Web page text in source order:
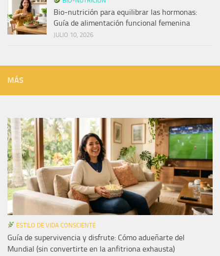
Bio-nutrición para equilibrar las hormonas:
Guía de alimentación funcional femenina
JULIO 10, 2026
MÁS
ESTILO DE VIDA CONSCIENTE
Guía de supervivencia y disfrute: Cómo adueñarte del
Mundial (sin convertirte en la anfitriona exhausta)